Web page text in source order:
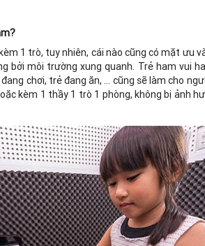
1 trò, tuy nhiên, cái nào cũng có mặt ưu
bởi môi trường xung quanh. Trẻ ham vui
chơi, trẻ đang ăn, ... cũng sẽ làm cho
kèm 1 thầy 1 trò 1 phòng, không bị ảnh